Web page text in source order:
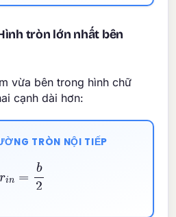
tròn lớn nhất bên
vừa bên trong hình chữ
cạnh dài hơn:
TRÒN NỘI TIẾP
2